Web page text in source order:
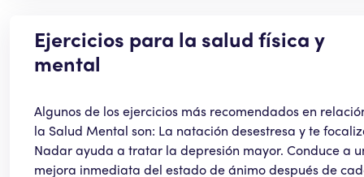
Ejercicios para la salud física y
mental
Algunos de los ejercicios más recomendados en
la Salud Mental son: La natación desestresa y te
Nadar ayuda a tratar la depresión mayor. Conduce a
mejora inmediata del estado de ánimo después de